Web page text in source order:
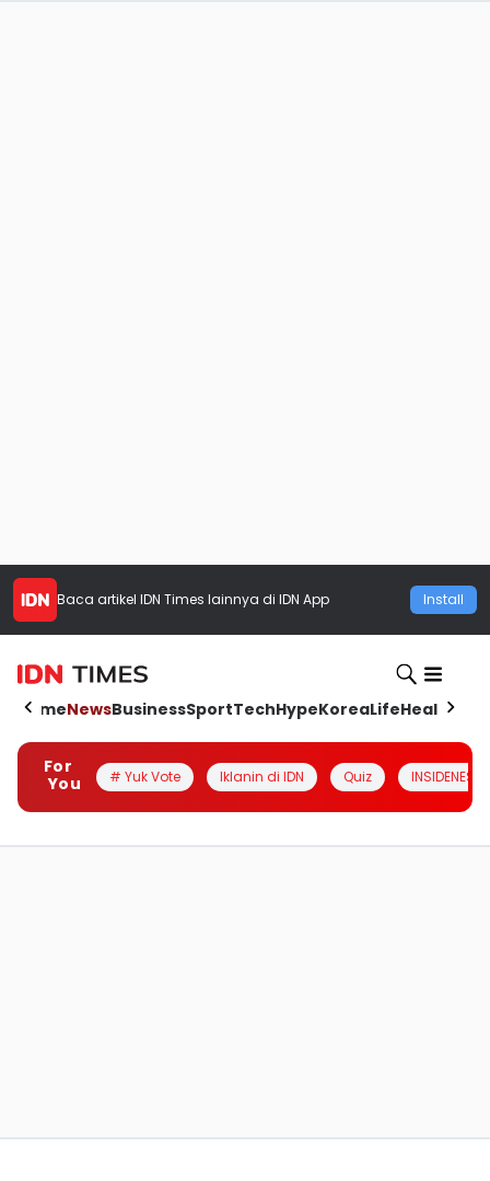
Baca artikel IDN Times lainnya di IDN App Install
HomeNewsBusinessSportTechHypeKoreaLifeHealth
For
You
# Yuk Vote Iklanin di IDN Quiz INSIDENESIA